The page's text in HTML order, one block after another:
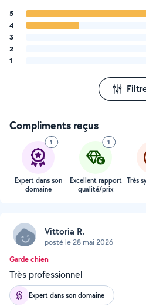
5
4
3
2
1
Compliments reçus
1
Expert dans son
domaine
1
Excellent rapport
qualité/prix
Très
Vittoria R.
posté le 28 mai 2026
Garde chien
Très professionnel
Expert dans son domaine